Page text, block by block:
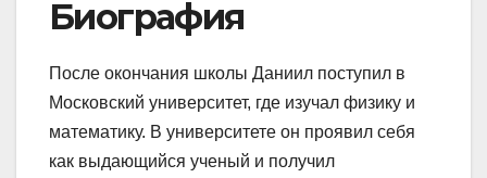
Биография
После окончания школы Даниил поступил в
Московский университет, где изучал физику и
математику. В университете он проявил себя
как выдающийся ученый и получил